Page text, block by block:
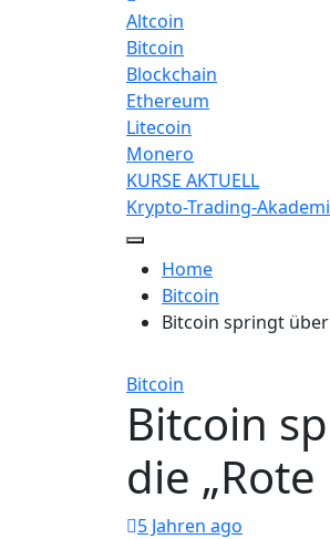
Altcoin
Bitcoin
Blockchain
Ethereum
Litecoin
Monero
KURSE AKTUELL
Krypto-Trading-
Home
Bitcoin
Bitcoin springt über
Bitcoin
Bitcoin
die
5 Jahren ago